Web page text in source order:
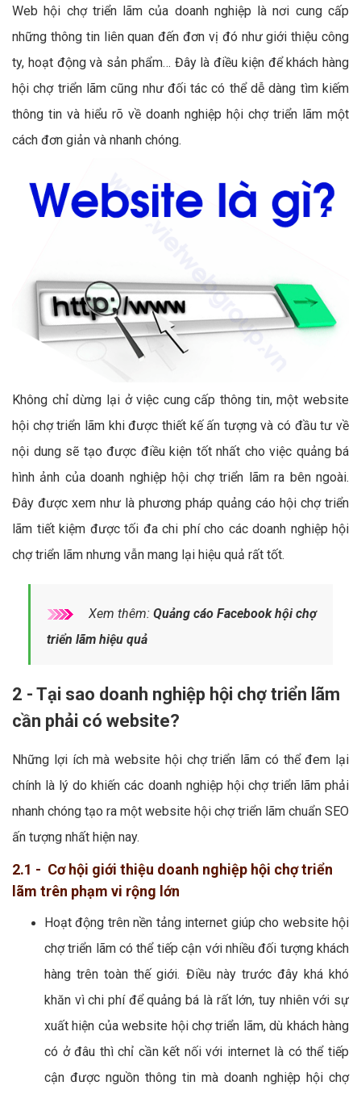
Web hội chợ triển lãm của doanh nghiệp là nơi cung cấp
những thông tin liên quan đến đơn vị đó như giới thiệu công
ty, hoạt động và sản phẩm… Đây là điều kiện để khách hàng
hội chợ triển lãm cũng như đối tác có thể dễ dàng tìm kiếm
thông tin và hiểu rõ về doanh nghiệp hội chợ triển lãm một
cách đơn giản và nhanh chóng.
Không chỉ dừng lại ở việc cung cấp thông tin, một website
hội chợ triển lãm khi được thiết kế ấn tượng và có đầu tư về
nội dung sẽ tạo được điều kiện tốt nhất cho việc quảng bá
hình ảnh của doanh nghiệp hội chợ triển lãm ra bên ngoài.
Đây được xem như là phương pháp quảng cáo hội chợ triển
lãm tiết kiệm được tối đa chi phí cho các doanh nghiệp hội
chợ triển lãm nhưng vẫn mang lại hiệu quả rất tốt.
Xem thêm: Quảng cáo Facebook hội chợ
triển lãm hiệu quả
2 - Tại sao doanh nghiệp hội chợ triển lãm
cần phải có website?
Những lợi ích mà website hội chợ triển lãm có thể đem lại
chính là lý do khiến các doanh nghiệp hội chợ triển lãm phải
nhanh chóng tạo ra một website hội chợ triển lãm chuẩn SEO
ấn tượng nhất hiện nay.
2.1 - Cơ hội giới thiệu doanh nghiệp hội chợ triển
lãm trên phạm vi rộng lớn
Hoạt động trên nền tảng internet giúp cho website hội
chợ triển lãm có thể tiếp cận với nhiều đối tượng khách
hàng trên toàn thế giới. Điều này trước đây khá khó
khăn vì chi phí để quảng bá là rất lớn, tuy nhiên với sự
xuất hiện của website hội chợ triển lãm, dù khách hàng
có ở đâu thì chỉ cần kết nối với internet là có thể tiếp
cận được nguồn thông tin mà doanh nghiệp hội chợ